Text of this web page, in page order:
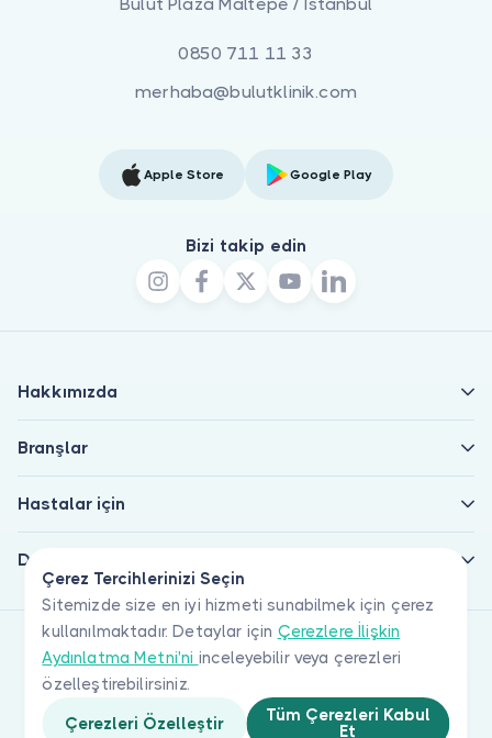
Çerez Tercihlerinizi Seçin
Sitemizde size en iyi hizmeti sunabilmek için çerez
kullanılmaktadır. Detaylar için Çerezlere İlişkin
Aydınlatma Metni'ni inceleyebilir veya çerezleri
özelleştirebilirsiniz.
Çerezleri Özelleştir
Tüm Çerezleri Kabul
Et
0850 711 11 33
merhaba@bulutklinik.com
Apple Store Google Play
Bizi takip edin
Hakkımızda
Branşlar
Hastalar için
Doktorlar için